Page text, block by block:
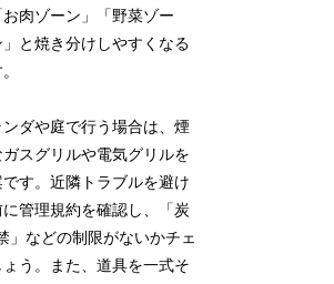
肉ゾーン」「野菜ゾー
と焼き分けしやすくなる
ダや庭で行う場合は、煙
スグリルや電気グリルを
す。近隣トラブルを避け
管理規約を確認し、「炭
」などの制限がないかチェ
う。また、道具を一式そ